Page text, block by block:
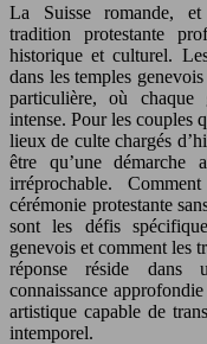
La Suisse romande, et
tradition protestante
historique et culturel.
dans les temples
particulière, où chaque
intense. Pour les couples
lieux de culte chargés
être qu’une démarche
irréprochable.
cérémonie protestante
sont les défis
genevois et comment les
réponse réside dans
connaissance
artistique capable de
intemporel.